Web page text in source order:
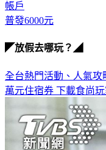
帳戶
普發6000元
◤放假去哪玩？◢
全台熱門活動、人氣攻
萬元住宿券 下載食尚